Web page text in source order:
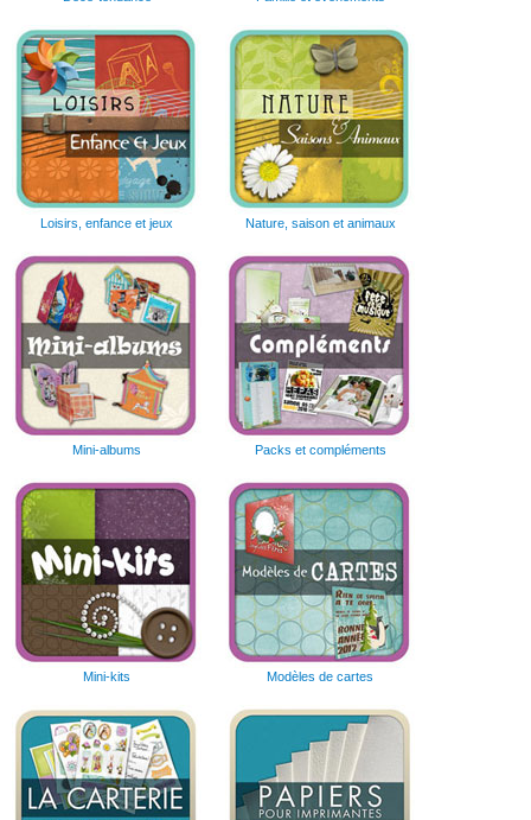
Loisirs, enfance et jeux Nature, saison et animaux
Mini-albums Packs et compléments
Mini-kits Modèles de cartes